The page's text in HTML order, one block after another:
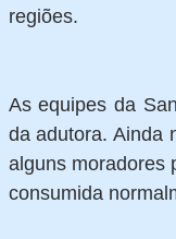
regiões.
As equipes da
da adutora. Ainda
alguns moradores
consumida